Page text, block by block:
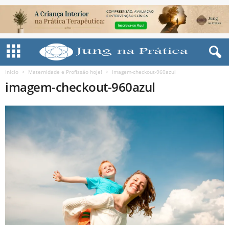
Início Maternidade e Profissão hoje! imagem-checkout-960azul
imagem-checkout-960azul